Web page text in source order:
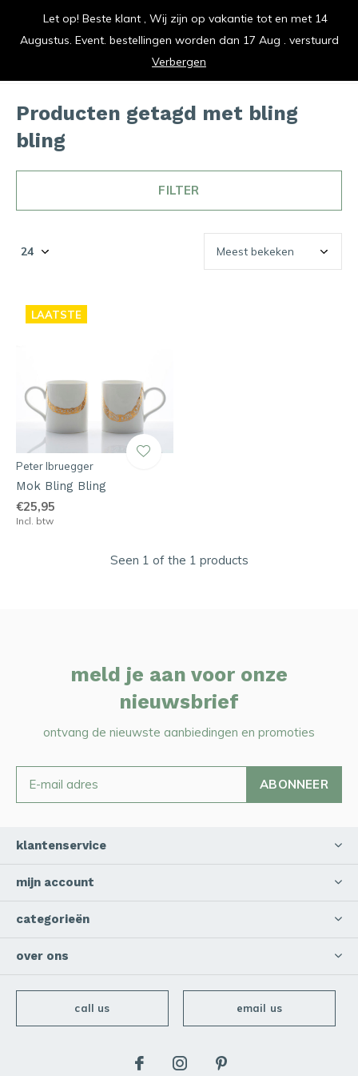
vrolijk je keuken op
Producten getagd met bling
bling
FILTER
LAATSTE
Peter Ibruegger
Mok Bling Bling
€25,95
Incl. btw
Seen 1 of the 1 products
meld je aan voor onze
nieuwsbrief
ontvang de nieuwste aanbiedingen en promoties
ABONNEER
klantenservice
mijn account
categorieën
over ons
call us email us
Let op! Beste klant , Wij zijn op vakantie tot en met 14
Augustus. Event. bestellingen worden dan 17 Aug . verstuurd
Verbergen